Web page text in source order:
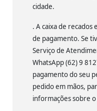
cidade.
. A caixa de recados
de pagamento. Se
Serviço de
WhatsApp (62) 9
pagamento do seu
pedido em mãos,
informações sobre